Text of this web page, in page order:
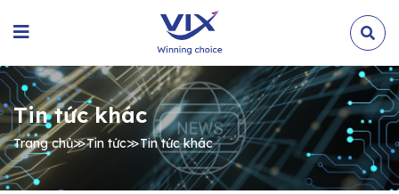
Tin tức khác
Trang chủ≫Tin tức≫Tin tức khác